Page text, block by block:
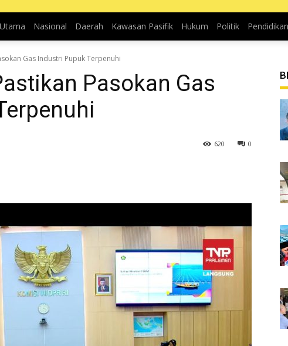
Nasional Daerah Kawasan Pasifik Hukum Politik Pendidikan
Gas Industri Pupuk Terpenuhi
Pasokan Gas
0
620